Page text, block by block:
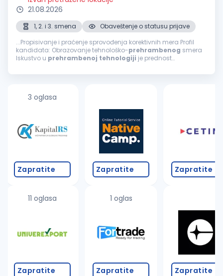
21.08.2026
1, 2. i 3. smena
Obaveštenje o statusu prijave
...Propisivanje i praćenje sprovođenja korektivnih mera Profil
kandidata: Obrazovanje tehnološko-prehrambenog smera
Iskustvo u prehrambenoj tehnologiji je prednost
dozvola B kategorije (aktivan vozač)...
3 oglasa
Zapratite
11 oglasa
Zapratite
Zapratite
1 oglas
Zapratite
Zapratite
Zapratite